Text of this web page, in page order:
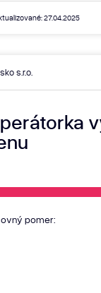
27.04.2025
s.r.o.
pomer: